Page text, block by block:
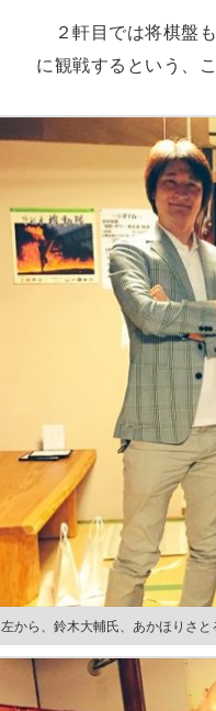
２軒目では将棋盤
に観戦するという、
左から、鈴木大輔氏、あかほりさと